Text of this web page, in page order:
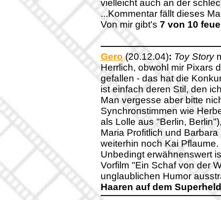
vielleicht auch an der
...Kommentar fällt dieses
Von mir gibt's 7 von 10
Gero(20.12.04): Toy Story
Herrlich, obwohl mir Pixars
gefallen - das hat die
ist einfach deren Stil, den
Man vergesse aber bitte
Synchronstimmen wie
als Lolle aus "Berlin,
Maria Profitlich und
weiterhin noch Kai Pflaume.
Unbedingt erwähnenswert
Vorfilm "Ein Schaf von der
unglaublichen Humor
Haaren auf dem